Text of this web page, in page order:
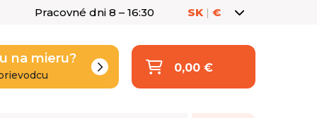
Pracovné dni 8 – 16:30 SK | €
na mieru?
0,00 €